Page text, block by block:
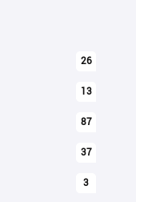
26
13
87
37
3